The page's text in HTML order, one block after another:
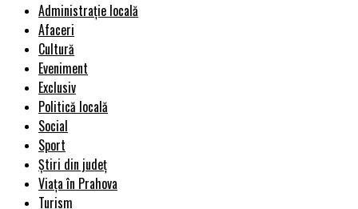
Administrație locală
Afaceri
Cultură
Eveniment
Exclusiv
Politică locală
Social
Sport
Știri din județ
Viața în Prahova
Turism